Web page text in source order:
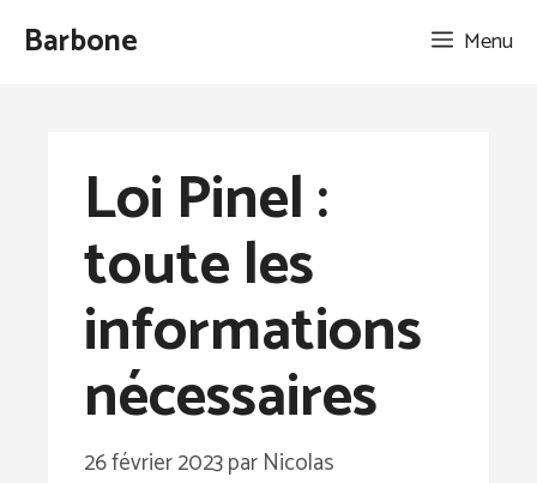
AllerBarbone Menu
Loi Pinel :
toute les
informations
nécessaires
26 février 2023parNicolas